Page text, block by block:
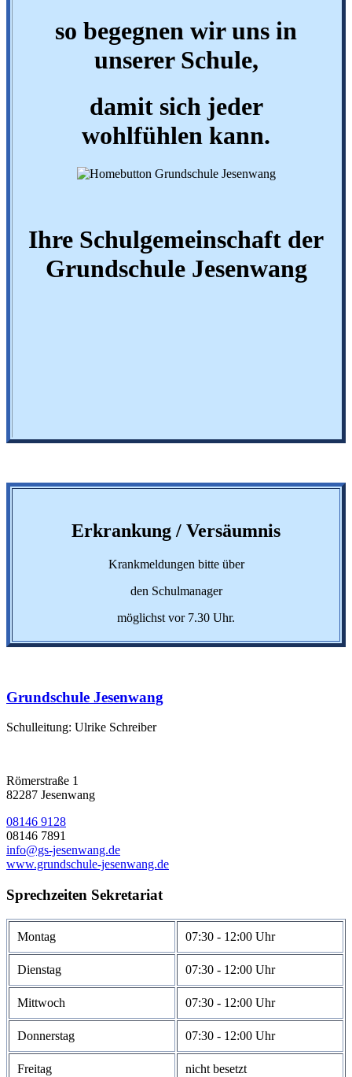
so begegnen wiruns in
unserer Schule,
damit sich jeder
wohlfühlen kann.
Ihre Schulgemeinschaft der
Grundschule Jesenwang
Erkrankung / Versäumnis
Krankmeldungen bitte über
den Schulmanager
möglichst vor 7.30 Uhr.
Grundschule Jesenwang
Schulleitung: Ulrike Schreiber
Römerstraße 1
82287 Jesenwang
08146 9128
08146 7891
info@gs-jesenwang.de
www.grundschule-jesenwang.de
Sprechzeiten Sekretariat
Montag 07:30 - 12:00 Uhr
Dienstag 07:30 - 12:00 Uhr
Mittwoch 07:30 - 12:00 Uhr
Donnerstag 07:30 - 12:00 Uhr
Freitag nicht besetzt